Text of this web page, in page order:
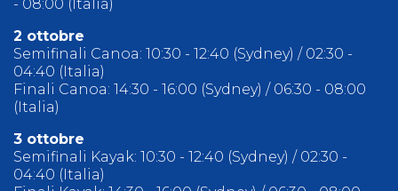
- 08:00 (Italia)
2 ottobre
Semifinali Canoa: 10:30 - 12:40 (Sydney) / 02:30 -
04:40 (Italia)
Finali Canoa: 14:30 - 16:00 (Sydney) / 06:30 - 08:00
(Italia)
3 ottobre
Semifinali Kayak: 10:30 - 12:40 (Sydney) / 02:30 -
04:40 (Italia)